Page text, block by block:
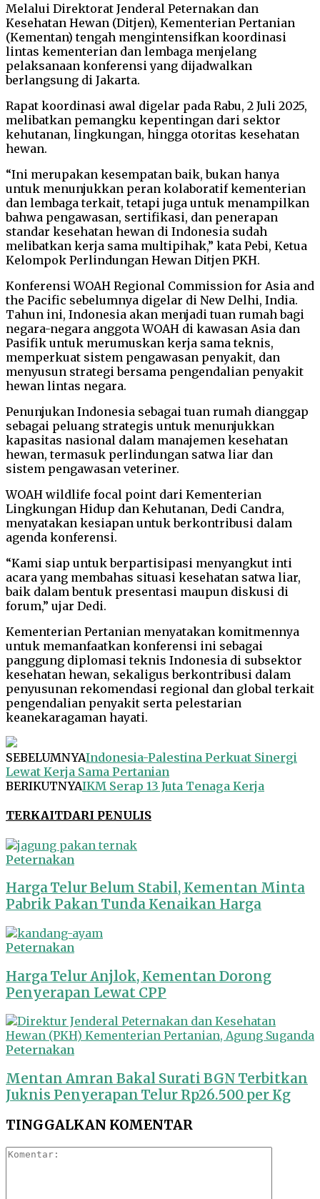
Melalui Direktorat Jenderal Peternakan dan
Kesehatan Hewan (Ditjen), Kementerian Pertanian
(Kementan) tengah mengintensifkan koordinasi
lintas kementerian dan lembaga menjelang
pelaksanaan konferensi yang dijadwalkan
berlangsung di Jakarta.
Rapat koordinasi awal digelar pada Rabu, 2 Juli 2025,
melibatkan pemangku kepentingan dari sektor
kehutanan, lingkungan, hingga otoritas kesehatan
hewan.
“Ini merupakan kesempatan baik, bukan hanya
untuk menunjukkan peran kolaboratif kementerian
dan lembaga terkait, tetapi juga untuk menampilkan
bahwa pengawasan, sertifikasi, dan penerapan
standar kesehatan hewan di Indonesia sudah
melibatkan kerja sama multipihak,” kata Pebi, Ketua
Kelompok Perlindungan Hewan Ditjen PKH.
Konferensi WOAH Regional Commission for Asia and
the Pacific sebelumnya digelar di New Delhi, India.
Tahun ini, Indonesia akan menjadi tuan rumah bagi
negara-negara anggota WOAH di kawasan Asia dan
Pasifik untuk merumuskan kerja sama teknis,
memperkuat sistem pengawasan penyakit, dan
menyusun strategi bersama pengendalian penyakit
hewan lintas negara.
Penunjukan Indonesia sebagai tuan rumah dianggap
sebagai peluang strategis untuk menunjukkan
kapasitas nasional dalam manajemen kesehatan
hewan, termasuk perlindungan satwa liar dan
sistem pengawasan veteriner.
WOAH wildlife focal point dari Kementerian
Lingkungan Hidup dan Kehutanan, Dedi Candra,
menyatakan kesiapan untuk berkontribusi dalam
agenda konferensi.
“Kami siap untuk berpartisipasi menyangkut inti
acara yang membahas situasi kesehatan satwa liar,
baik dalam bentuk presentasi maupun diskusi di
forum,” ujar Dedi.
Kementerian Pertanian menyatakan komitmennya
untuk memanfaatkan konferensi ini sebagai
panggung diplomasi teknis Indonesia di subsektor
kesehatan hewan, sekaligus berkontribusi dalam
penyusunan rekomendasi regional dan global terkait
pengendalian penyakit serta pelestarian
keanekaragaman hayati.
SEBELUMNYAIndonesia-Palestina Perkuat Sinergi
Lewat Kerja Sama Pertanian
BERIKUTNYAIKM Serap 13 Juta Tenaga Kerja
TERKAITDARI PENULIS
Peternakan
Harga Telur Belum Stabil, Kementan Minta
Pabrik Pakan Tunda Kenaikan Harga
Peternakan
Harga Telur Anjlok, Kementan Dorong
Penyerapan Lewat CPP
Peternakan
Mentan Amran Bakal Surati BGN Terbitkan
Juknis Penyerapan Telur Rp26.500 per Kg
TINGGALKAN KOMENTAR